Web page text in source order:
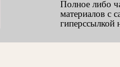
Полное либо
материалов с
гиперссылкой